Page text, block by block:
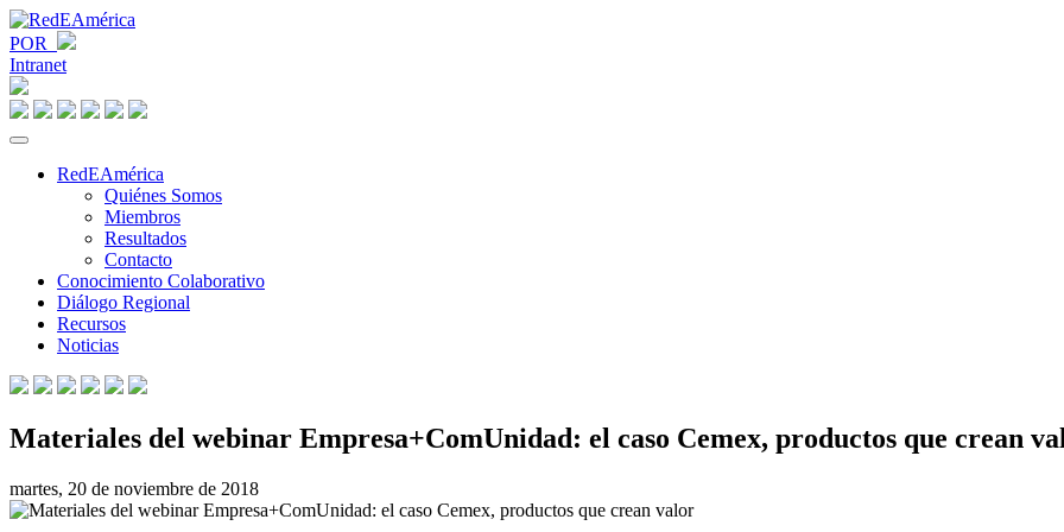
POR
Intranet
RedEAmérica
Quiénes Somos
Miembros
Resultados
Contacto
Conocimiento Colaborativo
Diálogo Regional
Recursos
Noticias
Materiales del webinar Empresa+ComUnidad: el caso Cemex, productos que crean
martes, 20 de noviembre de 2018